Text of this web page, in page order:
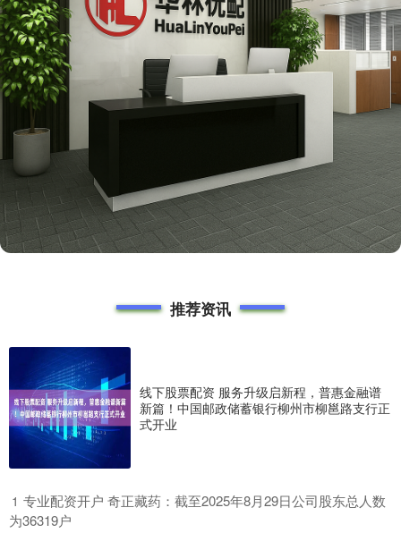
推荐资讯
线下股票配资 服务升级启新程，普惠金融谱
新篇！中国邮政储蓄银行柳州市柳邕路支行正
式开业
1 ​专业配资开户 奇正藏药：截至2025年8月29日公司股东总人数
为36319户